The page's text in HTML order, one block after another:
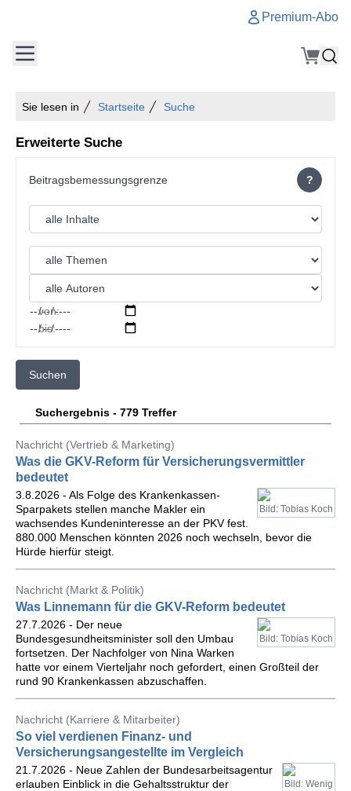
Premium-Abo
Sie lesen in Startseite Suche
Erweiterte Suche
?
von:
bis:
Suchen
Suchergebnis - 779 Treffer
Nachricht (Vertrieb & Marketing)
Was die GKV-Reform für Versicherungsvermittler
bedeutet
Bild: Tobias Koch
3.8.2026 - Als Folge des Krankenkassen-
Sparpakets stellen manche Makler ein
wachsendes Kundeninteresse an der PKV fest.
880.000 Menschen könnten 2026 noch wechseln, bevor die
Hürde hierfür steigt.
Nachricht (Markt & Politik)
Was Linnemann für die GKV-Reform bedeutet
Bild: Tobias Koch
27.7.2026 - Der neue
Bundesgesundheitsminister soll den Umbau
fortsetzen. Der Nachfolger von Nina Warken
hatte vor einem Vierteljahr noch gefordert, einen Großteil der
rund 90 Krankenkassen abzuschaffen.
Nachricht (Karriere & Mitarbeiter)
So viel verdienen Finanz- und
Versicherungsangestellte im Vergleich
Bild: Wenig
21.7.2026 - Neue Zahlen der Bundesarbeitsagentur
erlauben Einblick in die Gehaltsstruktur der